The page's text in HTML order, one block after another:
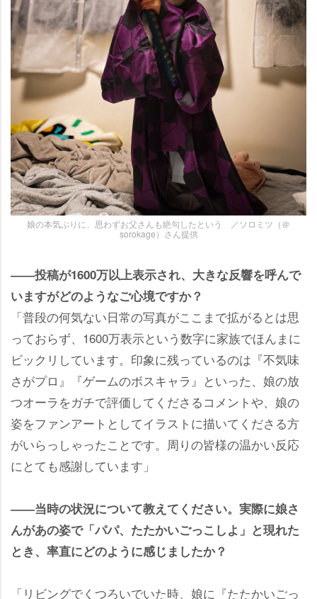
娘の本気ぶりに、思わずお父さんも絶句したという ／ソロミツ（＠
sorokage）さん提供
――投稿が1600万以上表示され、大きな反響を呼んで
いますがどのようなご心境ですか？
「普段の何気ない日常の写真がここまで拡がるとは思
っておらず、1600万表示という数字に家族でほんまに
ビックリしています。印象に残っているのは『不気味
さがプロ』『ゲームのボスキャラ』といった、娘の放
つオーラをガチで評価してくださるコメントや、娘の
姿をファンアートとしてイラストに描いてくださる方
がいらっしゃったことです。周りの皆様の温かい反応
にとても感謝しています」
――当時の状況について教えてください。実際に娘さ
んがあの姿で「パパ、たたかいごっこしよ」と現れた
とき、率直にどのように感じましたか？
「リビングでくつろいでいた時、娘に『たたかいごっ